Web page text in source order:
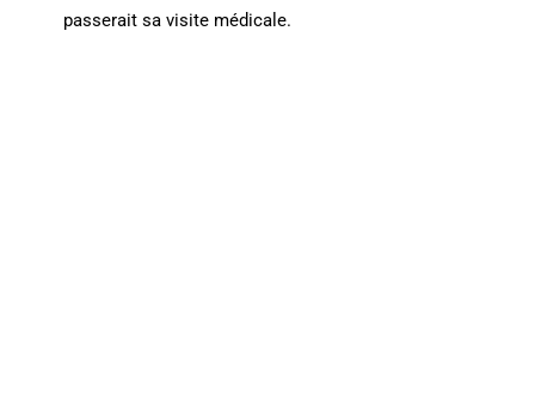
passerait sa visite médicale.